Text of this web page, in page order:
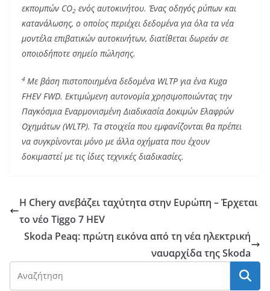
εκπομπών CΟ2 ενός αυτοκινήτου. Ένας οδηγός ρύπων και
κατανάλωσης, ο οποίος περιέχει δεδομένα για όλα τα νέα
μοντέλα επιβατικών αυτοκινήτων, διατίθεται δωρεάν σε
οποιοδήποτε σημείο πώλησης.
4 Με βάση πιστοποιημένα δεδομένα WLTP για ένα Kuga
FHEV FWD. Εκτιμώμενη αυτονομία χρησιμοποιώντας την
Παγκόσμια Εναρμονισμένη Διαδικασία Δοκιμών Ελαφρών
Οχημάτων (WLTP). Τα στοιχεία που εμφανίζονται θα πρέπει
να συγκρίνονται μόνο με άλλα οχήματα που έχουν
δοκιμαστεί με τις ίδιες τεχνικές διαδικασίες.
Η Chery ανεβάζει ταχύτητα στην Ευρώπη – Έρχεται
το νέο Tiggo 7 HEV
Skoda Peaq: πρώτη εικόνα από τη νέα ηλεκτρική
ναυαρχίδα της Skoda